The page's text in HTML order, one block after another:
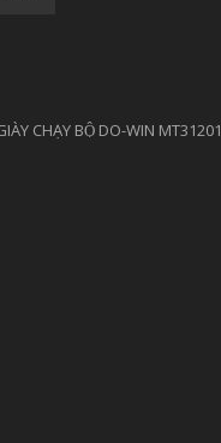
CHẠY BỘ DO-WIN MT31201